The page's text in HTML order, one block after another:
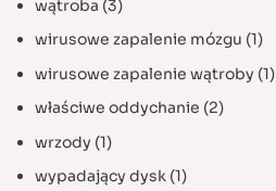
wątroba (3)
wirusowe zapalenie mózgu (1)
wirusowe zapalenie wątroby (1)
właściwe oddychanie (2)
wrzody (1)
wypadający dysk(1)